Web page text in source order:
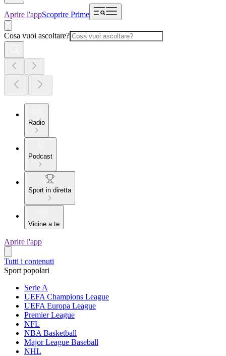
Aprire l'appScoprire Prime
Cosa vuoi ascoltare?
Radio
Podcast
Sport in diretta
Vicine a te
Aprire l'app
Tutti i contenuti
Sport popolari
Serie A
UEFA Champions League
UEFA Europa League
Premier League
NFL
NBA Basketball
Major League Baseball
NHL